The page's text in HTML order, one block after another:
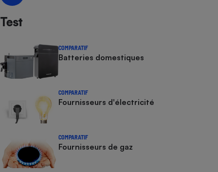
Test
COMPARATIF
Batteries domestiques
COMPARATIF
Fournisseurs d'électricité
COMPARATIF
Fournisseurs de gaz